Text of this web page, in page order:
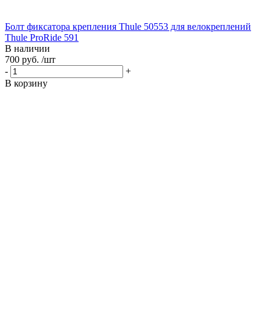
Болт фиксатора крепления Thule 50553 для велокреплений
Thule ProRide 591
В наличии
700 руб. /шт
-
+
В корзину